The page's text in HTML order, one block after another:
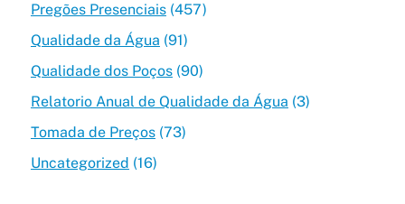
Pregões Presenciais(457)
Qualidade da Água (91)
Qualidade dos Poços(90)
Relatorio Anual de Qualidade da Água (3)
Tomada de Preços(73)
Uncategorized (16)